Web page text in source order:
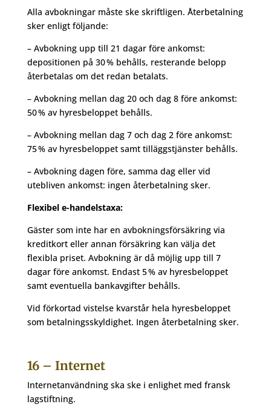
Alla avbokningar måste ske skriftligen. Återbetalning
sker enligt följande:
– Avbokning upp till 21 dagar före ankomst:
depositionen på 30 % behålls, resterande belopp
återbetalas om det redan betalats.
– Avbokning mellan dag 20 och dag 8 före ankomst:
50 % av hyresbeloppet behålls.
– Avbokning mellan dag 7 och dag 2 före ankomst:
75 % av hyresbeloppet samt tilläggstjänster behålls.
– Avbokning dagen före, samma dag eller vid
utebliven ankomst: ingen återbetalning sker.
Flexibel e-handelstaxa:
Gäster som inte har en avbokningsförsäkring via
kreditkort eller annan försäkring kan välja det
flexibla priset. Avbokning är då möjlig upp till 7
dagar före ankomst. Endast 5 % av hyresbeloppet
samt eventuella bankavgifter behålls.
Vid förkortad vistelse kvarstår hela hyresbeloppet
som betalningsskyldighet. Ingen återbetalning sker.
16 – Internet
Internetanvändning ska ske i enlighet med fransk
lagstiftning.